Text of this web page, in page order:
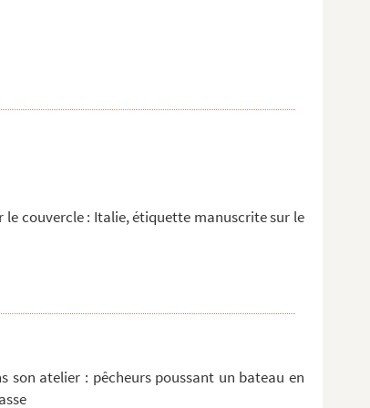
couvercle : Italie, étiquette manuscrite sur le
atelier : pêcheurs poussant un bateau en